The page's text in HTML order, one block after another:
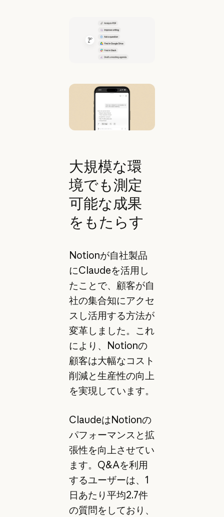
大規模な環
境でも測定
可能な成果
をもたらす
Notionが自社製品
にClaudeを活用し
たことで、顧客が自
社の集合知にアクセ
スし活用する方法が
変革しました。これ
により、Notionの
顧客は大幅なコスト
削減と生産性の向上
を実現しています。
ClaudeはNotionの
パフォーマンスと拡
張性を向上させてい
ます。Q&Aを利用
するユーザーは、1
日あたり平均2.7件
の質問をしており、